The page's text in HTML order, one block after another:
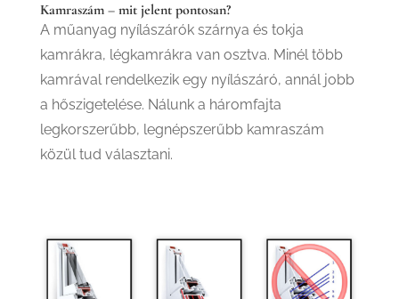
Kamraszám – mit jelent pontosan?
A műanyag nyílászárók szárnya és tokja
kamrákra, légkamrákra van osztva. Minél több
kamrával rendelkezik egy nyílászáró, annál jobb
a hőszigetelése. Nálunk a háromfajta
legkorszerűbb, legnépszerűbb kamraszám
közül tud választani.